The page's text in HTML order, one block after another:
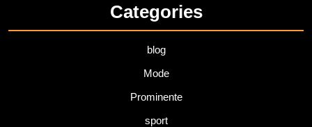
Categories
blog
Mode
Prominente
sport